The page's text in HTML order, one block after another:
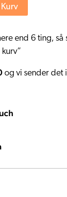
end 6 ting,
og vi sender det